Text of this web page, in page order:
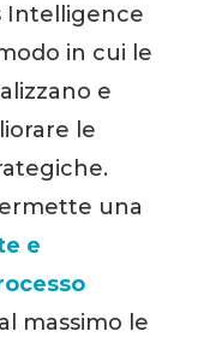
Intelligence
in cui le
e
le
una
e
massimo le